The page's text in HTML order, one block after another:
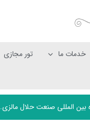
خدمات ما تور مجازی
بین المللی صنعت حلال مالزی.